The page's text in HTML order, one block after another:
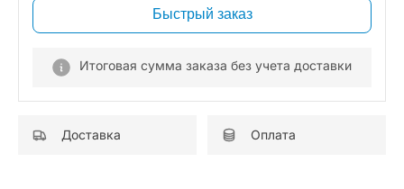
Быстрый заказ
Итоговая сумма заказа без учета доставки
Доставка Оплата